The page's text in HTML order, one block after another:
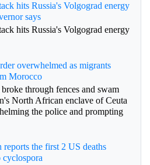
hits Russia's Volgograd energy
says
hits Russia's Volgograd energy
overwhelmed as migrants
Morocco
through fences and swam
North African enclave of Ceuta
the police and prompting
reports the first 2 US deaths
cyclospora